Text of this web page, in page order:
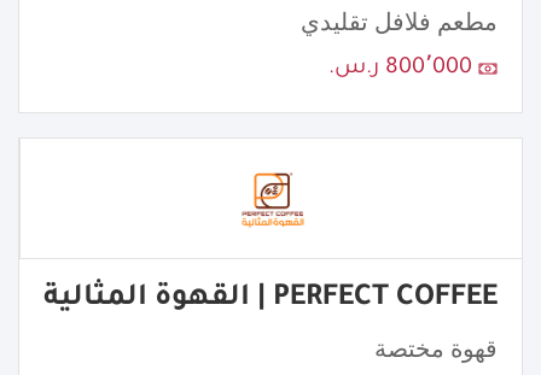
مطعم فلافل تقليدي
800٬000 ر.س.
PERFECT COFFEE | القهوة المثالية
قهوة مختصة